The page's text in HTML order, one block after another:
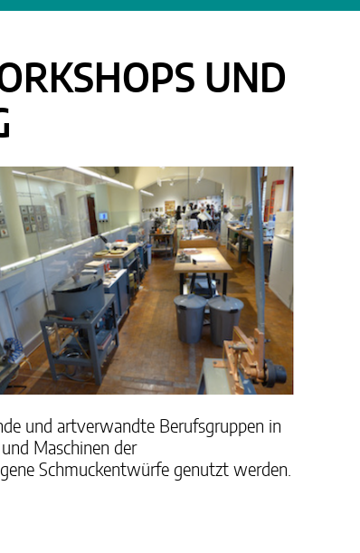
UND
und artverwandte Berufsgruppen in
Maschinen der
Schmuckentwürfe genutzt werden.